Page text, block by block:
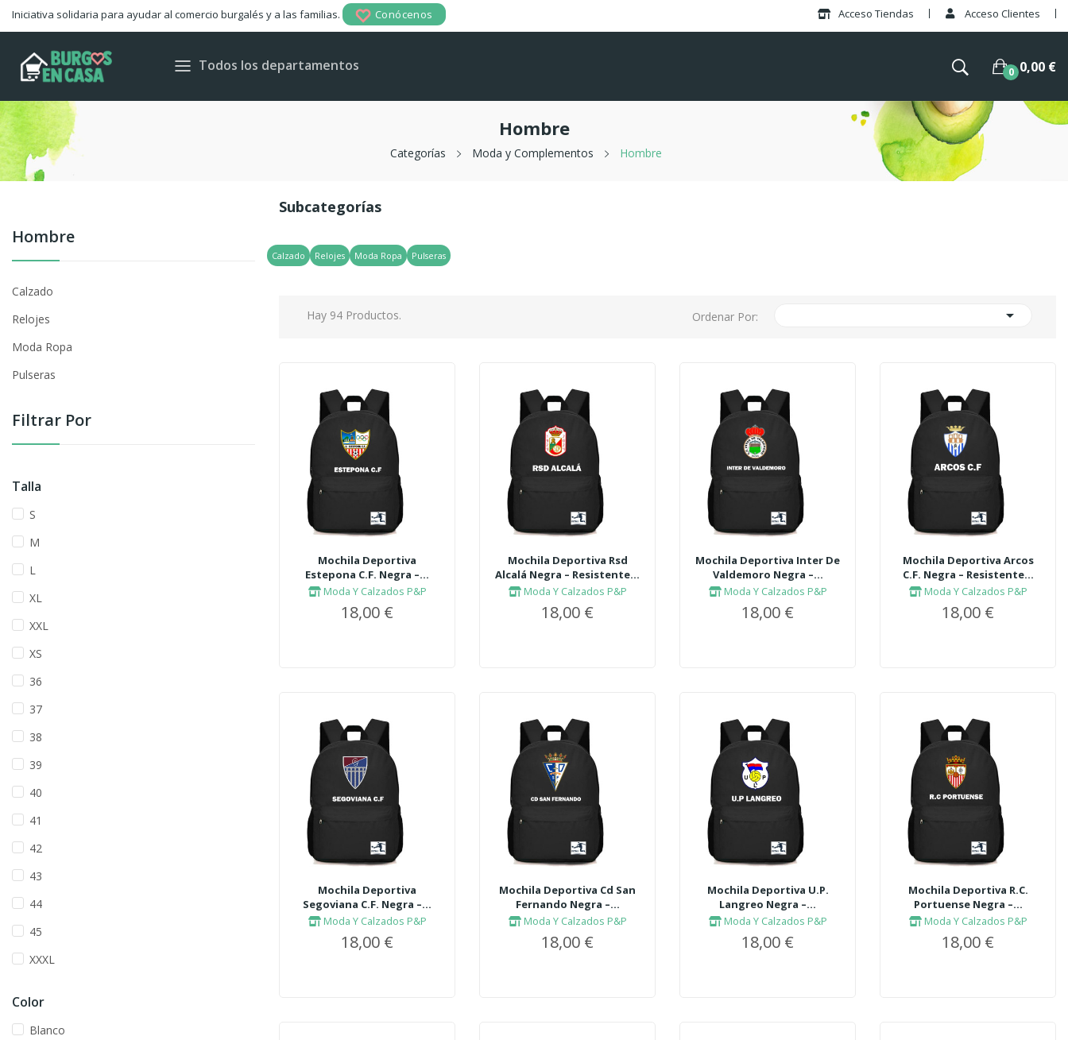
Acceso Clientes
Acceso Tiendas
Iniciativa solidaria para ayudar al comercio burgalés y a las familias. Conócenos
Todos los departamentos 0 0,00 €
Hombre
Categorías Moda y Complementos Hombre
Hombre
Calzado
Relojes
Moda Ropa
Pulseras
Filtrar Por
Talla
S
M
L
XL
XXL
XS
36
37
38
39
40
41
42
43
44
45
XXXL
Color
Blanco
Subcategorías
Calzado Relojes Moda Ropa Pulseras
Hay 94 Productos. Ordenar Por: 
Mochila Deportiva
Estepona C.F. Negra –...
Moda Y Calzados P&P
18,00 €
Mochila Deportiva Rsd
Alcalá Negra – Resistente...
Moda Y Calzados P&P
18,00 €
Mochila Deportiva Inter De
Valdemoro Negra –...
Moda Y Calzados P&P
18,00 €
Mochila Deportiva Arcos
C.F. Negra – Resistente...
Moda Y Calzados P&P
18,00 €
Mochila Deportiva
Segoviana C.F. Negra –...
Moda Y Calzados P&P
18,00 €
Mochila Deportiva Cd San
Fernando Negra –...
Moda Y Calzados P&P
18,00 €
Mochila Deportiva U.P.
Langreo Negra –...
Moda Y Calzados P&P
18,00 €
Mochila Deportiva R.C.
Portuense Negra –...
Moda Y Calzados P&P
18,00 €